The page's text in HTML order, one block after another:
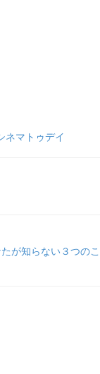
ネマトゥデイ
が知らない３つのこ